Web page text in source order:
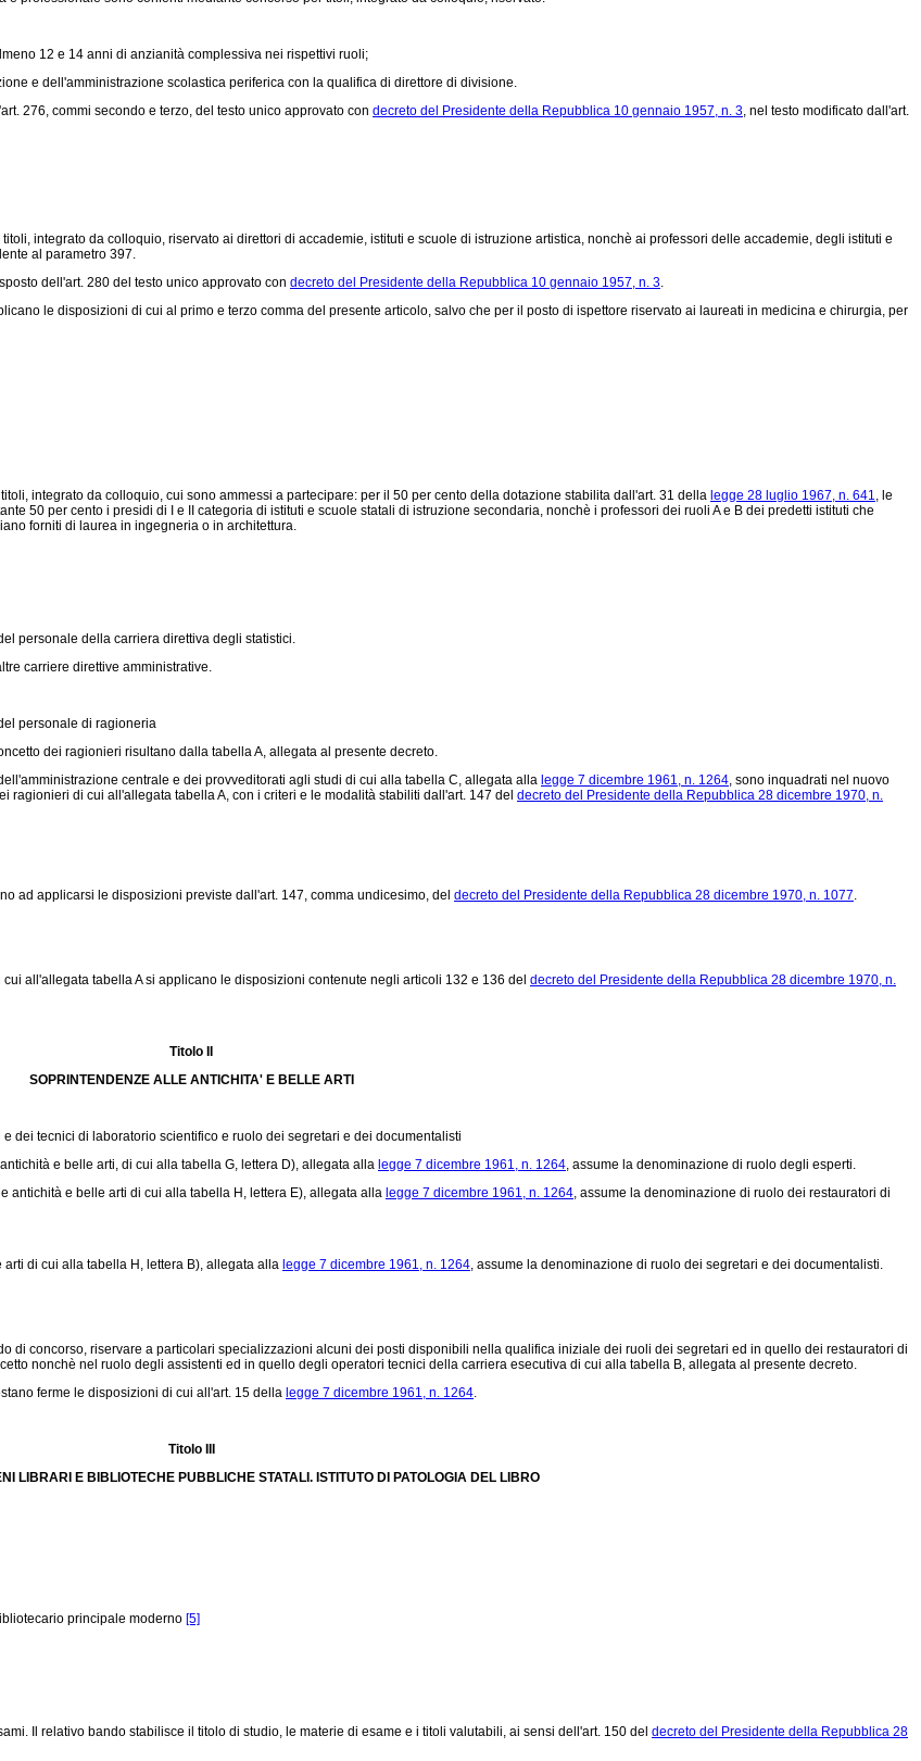
12 e 14 anni di anzianità complessiva nei rispettivi ruoli;
e dell'amministrazione scolastica periferica con la qualifica di direttore di divisione.
276, commi secondo e terzo, del testo unico approvato con decreto del Presidente della Repubblica 10 gennaio 1957, n. 3, nel testo modificato dall'art.
integrato da colloquio, riservato ai direttori di accademie, istituti e scuole di istruzione artistica, nonchè ai professori delle accademie, degli istituti e
al parametro 397.
dell'art. 280 del testo unico approvato con decreto del Presidente della Repubblica 10 gennaio 1957, n. 3.
le disposizioni di cui al primo e terzo comma del presente articolo, salvo che per il posto di ispettore riservato ai laureati in medicina e chirurgia, per
integrato da colloquio, cui sono ammessi a partecipare: per il 50 per cento della dotazione stabilita dall'art. 31 della legge 28 luglio 1967, n. 641, le
50 per cento i presidi di I e II categoria di istituti e scuole statali di istruzione secondaria, nonchè i professori dei ruoli A e B dei predetti istituti che
forniti di laurea in ingegneria o in architettura.
personale della carriera direttiva degli statistici.
carriere direttive amministrative.
personale di ragioneria
dei ragionieri risultano dalla tabella A, allegata al presente decreto.
centrale e dei provveditorati agli studi di cui alla tabella C, allegata alla legge 7 dicembre 1961, n. 1264, sono inquadrati nel nuovo
di cui all'allegata tabella A, con i criteri e le modalità stabiliti dall'art. 147 del decreto del Presidente della Repubblica 28 dicembre 1970, n.
applicarsi le disposizioni previste dall'art. 147, comma undicesimo, del decreto del Presidente della Repubblica 28 dicembre 1970, n. 1077.
all'allegata tabella A si applicano le disposizioni contenute negli articoli 132 e 136 del decreto del Presidente della Repubblica 28 dicembre 1970, n.
Titolo II
SOPRINTENDENZE ALLE ANTICHITA' E BELLE ARTI
dei tecnici di laboratorio scientifico e ruolo dei segretari e dei documentalisti
e belle arti, di cui alla tabella G, lettera D), allegata alla legge 7 dicembre 1961, n. 1264, assume la denominazione di ruolo degli esperti.
e belle arti di cui alla tabella H, lettera E), allegata alla legge 7 dicembre 1961, n. 1264, assume la denominazione di ruolo dei restauratori di
di cui alla tabella H, lettera B), allegata alla legge 7 dicembre 1961, n. 1264, assume la denominazione di ruolo dei segretari e dei documentalisti.
concorso, riservare a particolari specializzazioni alcuni dei posti disponibili nella qualifica iniziale dei ruoli dei segretari ed in quello dei restauratori di
nonchè nel ruolo degli assistenti ed in quello degli operatori tecnici della carriera esecutiva di cui alla tabella B, allegata al presente decreto.
ferme le disposizioni di cui all'art. 15 della legge 7 dicembre 1961, n. 1264.
Titolo III
LIBRARI E BIBLIOTECHE PUBBLICHE STATALI. ISTITUTO DI PATOLOGIA DEL LIBRO
principale moderno [5]
Il relativo bando stabilisce il titolo di studio, le materie di esame e i titoli valutabili, ai sensi dell'art. 150 del decreto del Presidente della Repubblica 28